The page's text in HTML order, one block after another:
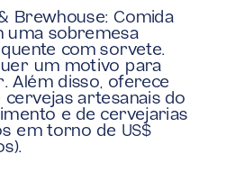
Brewhouse: Comida
uma sobremesa
com sorvete.
um motivo para
Além disso, oferece
artesanais do
e de cervejarias
em torno de US$